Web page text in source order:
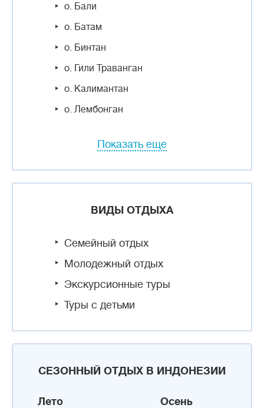
о. Бали
о. Батам
о. Бинтан
о. Гили Траванган
о. Калимантан
о. Лембонган
Показать еще
ВИДЫ ОТДЫХА
Семейный отдых
Молодежный отдых
Экскурсионные туры
Туры с детьми
СЕЗОННЫЙ ОТДЫХ В ИНДОНЕЗИИ
Лето Осень